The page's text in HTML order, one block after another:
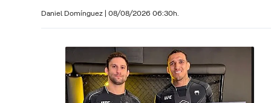
Daniel Domínguez | 08/08/2026 06:30h.